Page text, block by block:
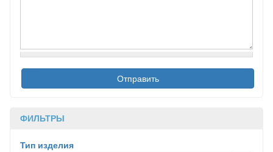
ФИЛЬТРЫ
Тип изделия